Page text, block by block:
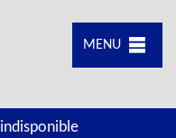
MENU
indisponible